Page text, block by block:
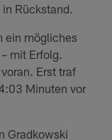
Rückstand.
ein mögliches
mit Erfolg.
Erst traf
Minuten vor
Gradkowski